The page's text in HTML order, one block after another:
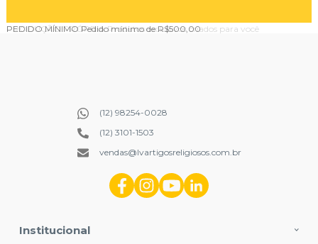
PRODUÇÃO PRÓPRIAProdutos exclusivos criados para você
Institucional
(12) 98254-0028
(12) 3101-1503
vendas@lvartigosreligiosos.com.br